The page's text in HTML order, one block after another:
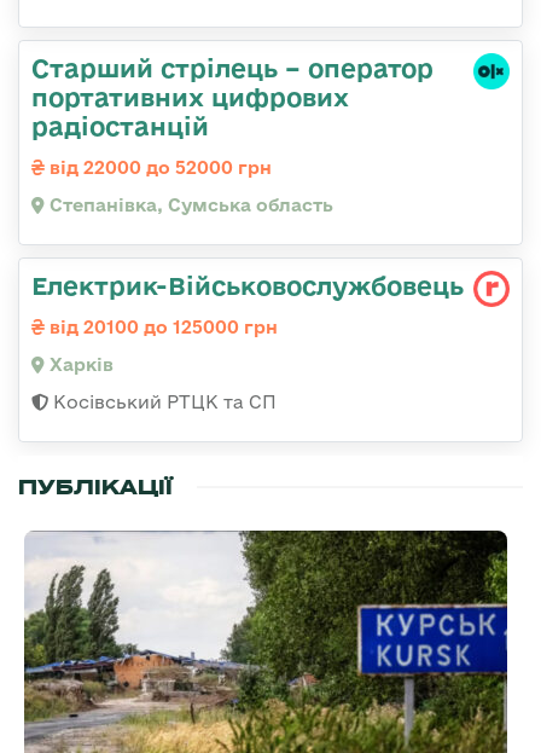
Старший стрілець – оператор
портативних цифрових
радіостанцій
від 22000 до 52000 грн
Степанівка, Сумська область
Електрик-Військовослужбовець
від 20100 до 125000 грн
Харків
Косівський РТЦК та СП
ПУБЛІКАЦІЇ